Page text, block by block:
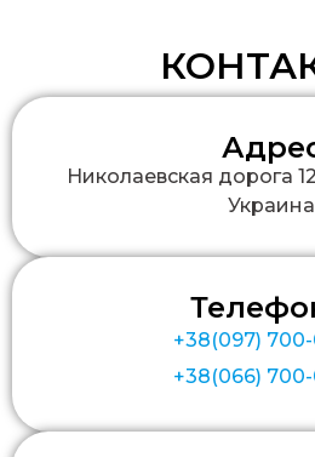
Николаевская дорога
Украина
+38(097)
+38(066)